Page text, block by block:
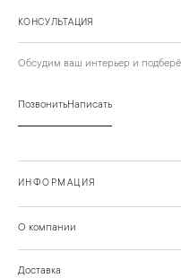
КОНСУЛЬТАЦИЯ
Обсудим ваш интерьер и
ПозвонитьНаписать
ИНФОРМАЦИЯ
О компании
Доставка